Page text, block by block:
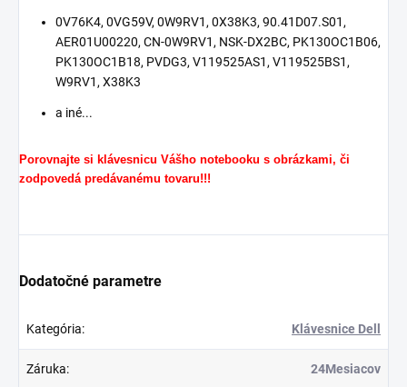
0V76K4, 0VG59V, 0W9RV1, 0X38K3, 90.41D07.S01,
AER01U00220, CN-0W9RV1, NSK-DX2BC, PK130OC1B06,
PK130OC1B18, PVDG3, V119525AS1, V119525BS1,
W9RV1, X38K3
a iné...
Porovnajte si klávesnicu Vášho notebooku s obrázkami, či
zodpovedá predávanému tovaru!!!
Dodatočné parametre
Kategória: Klávesnice Dell
Záruka: 24Mesiacov